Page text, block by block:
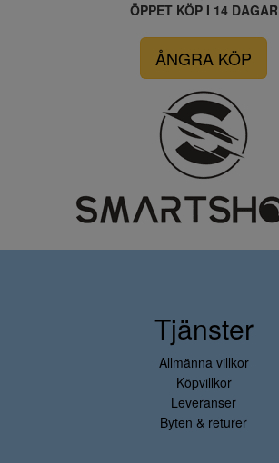
ÖPPET KÖP I 14 DAGAR
ÅNGRA KÖP
Tjänster
Allmänna villkor
Köpvillkor
Leveranser
Byten & returer